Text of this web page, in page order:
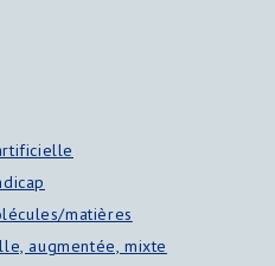
matières
augmentée, mixte